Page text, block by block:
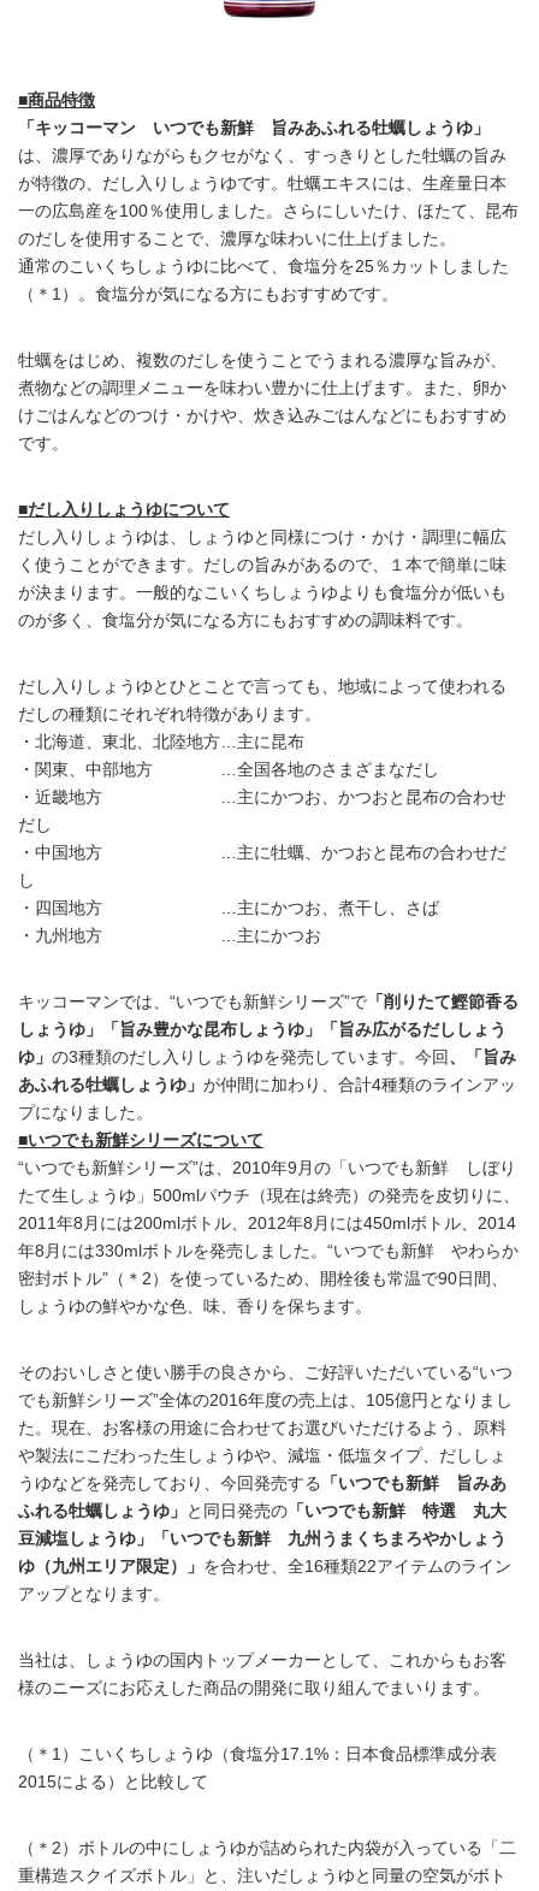
■商品特徴
「キッコーマン いつでも新鮮 旨みあふれる牡蠣しょうゆ」
は、濃厚でありながらもクセがなく、すっきりとした牡蠣の旨み
が特徴の、だし入りしょうゆです。牡蠣エキスには、生産量日本
一の広島産を100％使用しました。さらにしいたけ、ほたて、昆布
のだしを使用することで、濃厚な味わいに仕上げました。
通常のこいくちしょうゆに比べて、食塩分を25％カットしました
（＊1）。食塩分が気になる方にもおすすめです。
牡蠣をはじめ、複数のだしを使うことでうまれる濃厚な旨みが、
煮物などの調理メニューを味わい豊かに仕上げます。また、卵か
けごはんなどのつけ・かけや、炊き込みごはんなどにもおすすめ
です。
■だし入りしょうゆについて
だし入りしょうゆは、しょうゆと同様につけ・かけ・調理に幅広
く使うことができます。だしの旨みがあるので、１本で簡単に味
が決まります。一般的なこいくちしょうゆよりも食塩分が低いも
のが多く、食塩分が気になる方にもおすすめの調味料です。
だし入りしょうゆとひとことで言っても、地域によって使われる
だしの種類にそれぞれ特徴があります。
・北海道、東北、北陸地方…主に昆布
・関東、中部地方 …全国各地のさまざまなだし
・近畿地方 …主にかつお、かつおと昆布の合わせ
だし
・中国地方 …主に牡蠣、かつおと昆布の合わせだ
し
・四国地方 …主にかつお、煮干し、さば
・九州地方 …主にかつお
キッコーマンでは、“いつでも新鮮シリーズ”で 「削りたて鰹節香る
しょうゆ」「旨み豊かな昆布しょうゆ」「旨み広がるだししょう
ゆ」 の3種類のだし入りしょうゆを発売しています。今回 、「旨み
あふれる牡蠣しょうゆ」 が仲間に加わり、合計4種類のラインアッ
プになりました。
■いつでも新鮮シリーズについて
“いつでも新鮮シリーズ”は、2010年9月の「いつでも新鮮 しぼり
たて生しょうゆ」500mlパウチ（現在は終売）の発売を皮切りに、
2011年8月には200mlボトル、2012年8月には450mlボトル、2014
年8月には330mlボトルを発売しました。“いつでも新鮮 やわらか
密封ボトル”（＊2）を使っているため、開栓後も常温で90日間、
しょうゆの鮮やかな色、味、香りを保ちます。
そのおいしさと使い勝手の良さから、ご好評いただいている“いつ
でも新鮮シリーズ”全体の2016年度の売上は、105億円となりまし
た。現在、お客様の用途に合わせてお選びいただけるよう、原料
や製法にこだわった生しょうゆや、減塩・低塩タイプ、だししょ
うゆなどを発売しており、今回発売する
「いつでも新鮮 旨みあ
ふれる牡蠣しょうゆ」 と同日発売の 「いつでも新鮮 特選 丸大
豆減塩しょうゆ」「いつでも新鮮 九州うまくちまろやかしょう
ゆ（九州エリア限定）」 を合わせ、全16種類22アイテムのライン
アップとなります。
当社は、しょうゆの国内トップメーカーとして、これからもお客
様のニーズにお応えした商品の開発に取り組んでまいります。
（＊1）こいくちしょうゆ（食塩分17.1%：日本食品標準成分表
2015による）と比較して
（＊2）ボトルの中にしょうゆが詰められた内袋が入っている「二
重構造スクイズボトル」と、注いだしょうゆと同量の空気がボト